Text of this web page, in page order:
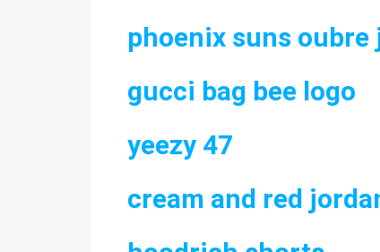
phoenix suns oubre
gucci bag bee logo
yeezy 47
cream and red